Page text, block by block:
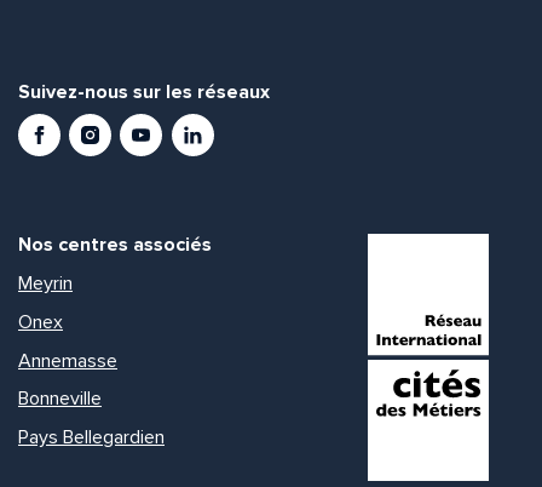
Suivez-nous sur les réseaux
FacebookInstagramYoutubeLinkedIn
Nos centres associés
Meyrin
Onex
Annemasse
Bonneville
Pays Bellegardien